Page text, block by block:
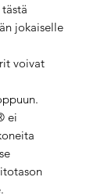
jokaiselle
voivat
ei